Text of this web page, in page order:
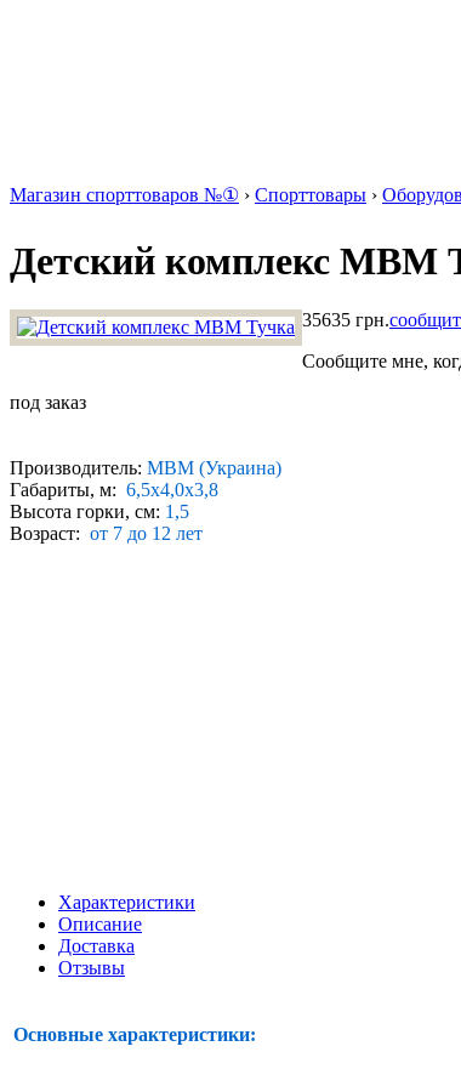
Магазин спорттоваров №① › Спорттовары ›
Детский комплекс МВМ
35635 грн.
Сообщите мне,
под заказ
Производитель: МВМ (Украина)
Габариты, м: 6,5х4,0х3,8
Высота горки, см: 1,5
Возраст: от 7 до 12 лет
Характеристики
Описание
Доставка
Отзывы
Основные характеристики: